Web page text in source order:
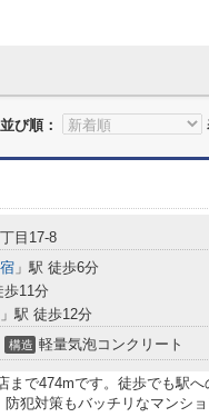
並び順：
目17-8
」駅 徒歩6分
歩11分
」駅 徒歩12分
構造 軽量気泡コンクリート
まで474mです。徒歩でも駅
犯対策もバッチリなマンシ